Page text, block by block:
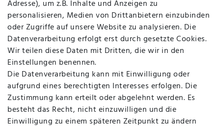
Vertrag widerrufen Kontakt
MAPALI VOR ORT
Herzogstraße 10
47533 Kleve
Montag, Dienstag, Donnerstag, Freitag
Adresse), um z.B. Inhalte und Anzeigen zu
personalisieren, Medien von Drittanbietern einzubinden
oder Zugriffe auf unsere Website zu analysieren. Die
Datenverarbeitung erfolgt erst durch gesetzte Cookies.
Wir teilen diese Daten mit Dritten, die wir in den
Einstellungen benennen.
Die Datenverarbeitung kann mit Einwilligung oder
aufgrund eines berechtigten Interesses erfolgen. Die
Zustimmung kann erteilt oder abgelehnt werden. Es
besteht das Recht, nicht einzuwilligen und die
Einwilligung zu einem späteren Zeitpunkt zu ändern